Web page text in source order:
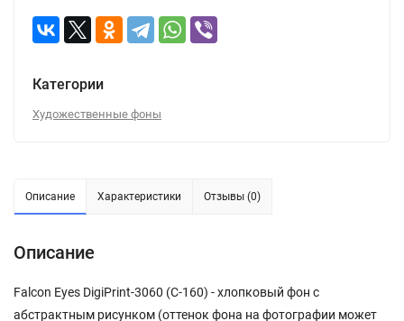
Категории
Художественные фоны
Описание Характеристики Отзывы (0)
Описание
Falcon Eyes DigiPrint-3060 (C-160) - хлопковый фон с
абстрактным рисунком (оттенок фона на фотографии может